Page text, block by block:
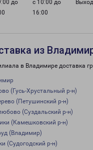
до
с 10:00 до
16:00
из
в Владимире доставка
(Гусь-Хрустальный р-н)
(Петушинский р-н)
(Суздальский р-н)
(Камешковский р-н)
(Владимир)
(Судогодский р-н)